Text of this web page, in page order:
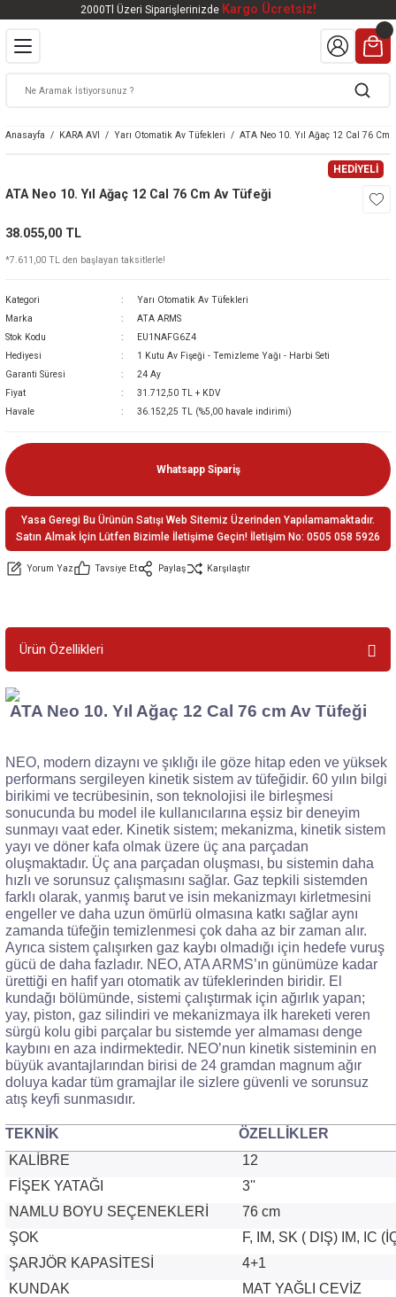
2000Tl Üzeri Siparişlerinizde Kargo Ücretsiz!
Geri Dön
Tüfekleri
Ürünleri
Geri Dön
Geri Dön
Geri Dön
Geri Dön
Anasayfa KARA AVI Yarı Otomatik Av Tüfekleri ATA Neo 10. Yıl Ağaç 12 Cal 76 Cm
HEDİYELİ
ATA Neo 10. Yıl Ağaç 12 Cal 76 Cm Av Tüfeği
38.055,00 TL
*7.611,00 TL den başlayan taksitlerle!
Kategori
Yarı Otomatik Av Tüfekleri
Marka
ATA ARMS
Stok Kodu
EU1NAFG6Z4
Hediyesi
1 Kutu Av Fişeği - Temizleme Yağı - Harbi Seti
Garanti Süresi
24 Ay
Fiyat
31.712,50 TL + KDV
Havale
36.152,25 TL (%5,00 havale indirimi)
Whatsapp Sipariş
Yasa Geregi Bu Ürünün Satışı Web Sitemiz Üzerinden Yapılamamaktadır.
Satın Almak İçin Lütfen Bizimle İletişime Geçin! İletişim No: 0505 058 5926
Yorum Yaz Tavsiye Et Paylaş Karşılaştır
Ürün Özellikleri
ATA Neo 10. Yıl Ağaç 12 Cal 76 cm Av Tüfeği
NEO, modern dizaynı ve şıklığı ile göze hitap eden ve yüksek
performans sergileyen kinetik sistem av tüfeğidir. 60 yılın bilgi
birikimi ve tecrübesinin, son teknolojisi ile birleşmesi
sonucunda bu model ile kullanıcılarına eşsiz bir deneyim
sunmayı vaat eder. Kinetik sistem; mekanizma, kinetik sistem
yayı ve döner kafa olmak üzere üç ana parçadan
oluşmaktadır. Üç ana parçadan oluşması, bu sistemin daha
hızlı ve sorunsuz çalışmasını sağlar. Gaz tepkili sistemden
farklı olarak, yanmış barut ve isin mekanizmayı kirletmesini
engeller ve daha uzun ömürlü olmasına katkı sağlar aynı
zamanda tüfeğin temizlenmesi çok daha az bir zaman alır.
Ayrıca sistem çalışırken gaz kaybı olmadığı için hedefe vuruş
gücü de daha fazladır. NEO, ATA ARMS’ın günümüze kadar
ürettiği en hafif yarı otomatik av tüfeklerinden biridir. El
kundağı bölümünde, sistemi çalıştırmak için ağırlık yapan;
yay, piston, gaz silindiri ve mekanizmaya ilk hareketi veren
sürgü kolu gibi parçalar bu sistemde yer almaması denge
kaybını en aza indirmektedir. NEO’nun kinetik sisteminin en
büyük avantajlarından birisi de 24 gramdan magnum ağır
doluya kadar tüm gramajlar ile sizlere güvenli ve sorunsuz
atış keyfi sunmasıdır.
TEKNİK
ÖZELLİKLER
KALİBRE
12
FİŞEK YATAĞI
3''
NAMLU BOYU SEÇENEKLERİ
76 cm
ŞOK
F, IM, SK ( DIŞ) IM, IC
ŞARJÖR KAPASİTESİ
4+1
KUNDAK
MAT YAĞLI CEVİZ